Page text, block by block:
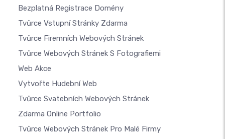
Bezplatná Registrace Domény
Tvůrce Vstupní Stránky Zdarma
Tvůrce Firemních Webových Stránek
Tvůrce Webových Stránek S Fotografiemi
Web Akce
Vytvořte Hudební Web
Tvůrce Svatebních Webových Stránek
Zdarma Online Portfolio
Tvůrce Webových Stránek Pro Malé Firmy